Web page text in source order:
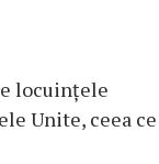
locuinţele
Unite, ceea ce